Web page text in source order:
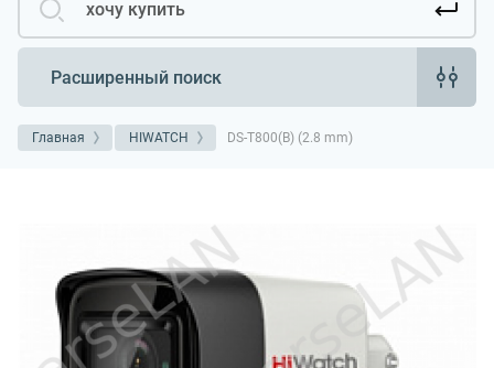
Расширенный поиск
Главная HIWATCH DS-T800(B) (2.8 mm)